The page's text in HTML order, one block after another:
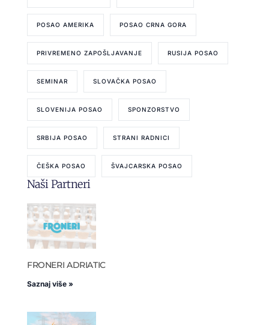
POSAO AMERIKA POSAO CRNA GORA
PRIVREMENO ZAPOŠLJAVANJE RUSIJA POSAO
SEMINAR SLOVAČKA POSAO
SLOVENIJA POSAO SPONZORSTVO
SRBIJA POSAO STRANI RADNICI
ČEŠKA POSAO ŠVAJCARSKA POSAO
Naši Partneri
FRONERI ADRIATIC
Saznaj više »